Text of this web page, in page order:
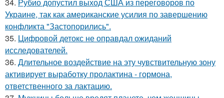
34. Рубио допустил выход США из переговоров по
Украине, так как американские усилия по завершению
конфликта "Застопорились".
35. Цифровой детокс не оправдал ожиданий
исследователей.
36. Длительное воздействие на эту чувствительную зону
активирует выработку пролактина - гормона,
ответственного за лактацию.